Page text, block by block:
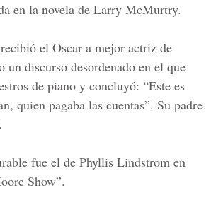
en la novela de Larry McMurtry.
el Oscar a mejor actriz de
un discurso desordenado en el que
de piano y concluyó: “Este es
quien pagaba las cuentas”. Su padre
fue el de Phyllis Lindstrom en
Show”.